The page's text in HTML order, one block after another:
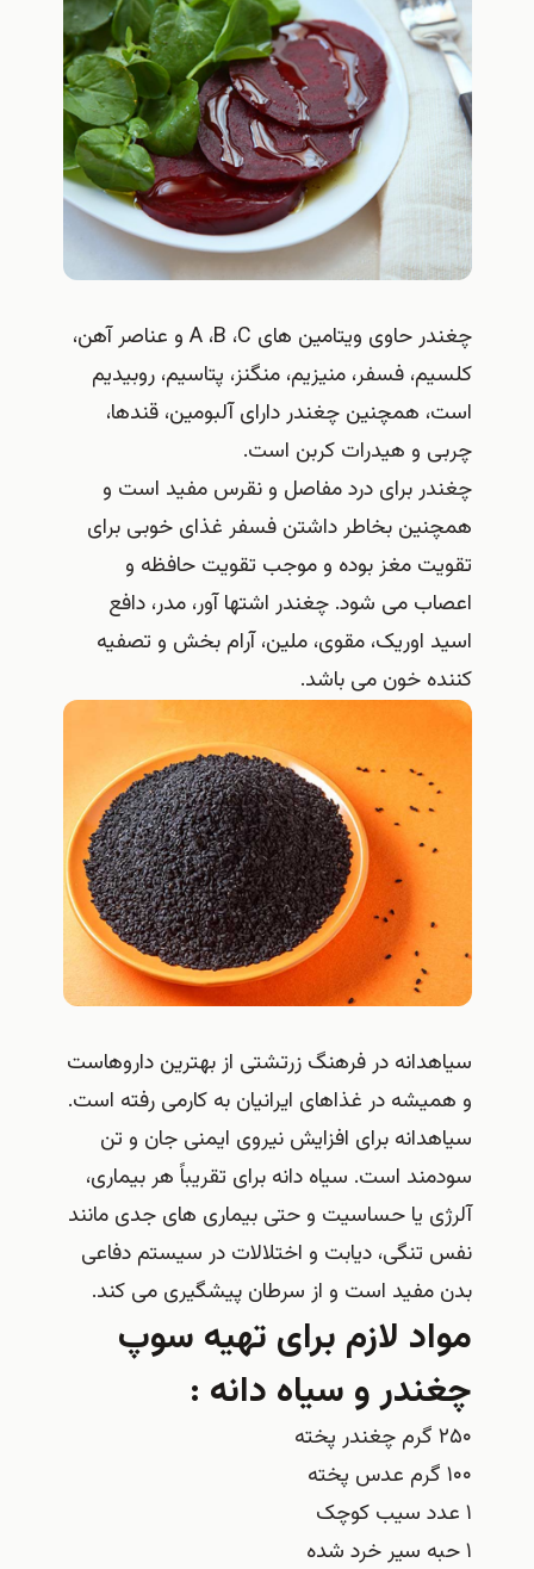
چغندر حاوی ویتامین های A ،B ،C و عناصر آهن،
کلسیم، فسفر، منیزیم، منگنز، پتاسیم، روبیدیم
است، همچنین چغندر دارای آلبومین، قندها،
چربی و هیدرات کربن است.
چغندر برای درد مفاصل و نقرس مفید است و
همچنین بخاطر داشتن فسفر غذای خوبی برای
تقویت مغز بوده و موجب تقویت حافظه و
اعصاب می شود. چغندر اشتها آور، مدر، دافع
اسید اوریک، مقوی، ملین، آرام بخش و تصفیه
کننده خون می باشد.
سیاهدانه در فرهنگ زرتشتی از بهترین داروهاست
و همیشه در غذاهای ایرانیان به کارمی رفته است.
سیاهدانه برای افزایش نیروی ایمنی جان و تن
سودمند است. سیاه دانه برای تقریباً هر بیماری،
آلرژی یا حساسیت و حتی بیماری های جدی مانند
نفس تنگی، دیابت و اختلالات در سیستم دفاعی
بدن مفید است و از سرطان پیشگیری می کند.
مواد لازم برای تهیه سوپ
چغندر و سیاه دانه :
۲۵۰ گرم چغندر پخته
۱۰۰ گرم عدس پخته
۱ عدد سیب کوچک
۱ حبه سیر خرد شده